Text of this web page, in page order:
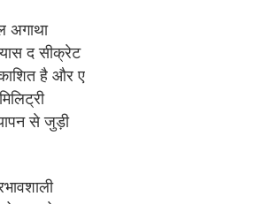
अगाथा
द सीक्रेट
है और ए
से जुड़ी